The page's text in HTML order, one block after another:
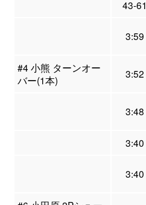
43-61
3:59
#4 小熊 ターンオー
バー(1本)
3:52
3:48
3:40
3:40